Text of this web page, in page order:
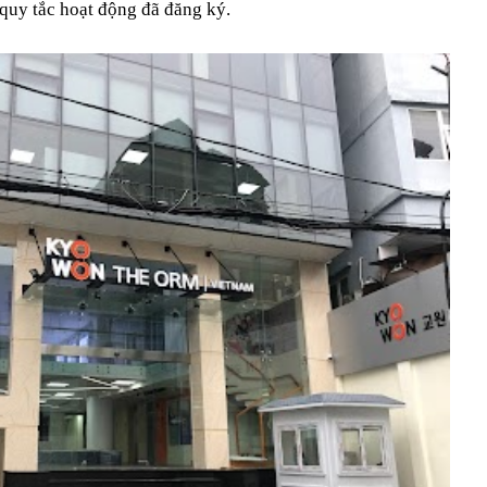
tắc hoạt động đã đăng ký.